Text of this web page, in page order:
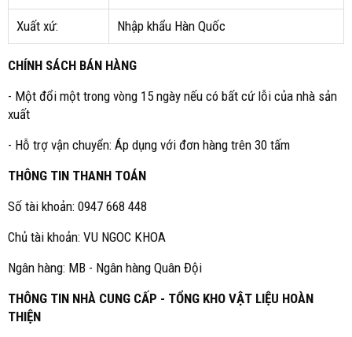
Xuất xứ: Nhập khẩu Hàn Quốc
CHÍNH SÁCH BÁN HÀNG
- Một đổi một trong vòng 15 ngày nếu có bất cứ lỗi của nhà sản
xuất
- Hỗ trợ vận chuyển: Áp dụng với đơn hàng trên 30 tấm
THÔNG TIN THANH TOÁN
Số tài khoản: 0947 668 448
Chủ tài khoản: VU NGOC KHOA
Ngân hàng: MB - Ngân hàng Quân Đội
THÔNG TIN NHÀ CUNG CẤP - TỔNG KHO VẬT LIỆU HOÀN
THIỆN